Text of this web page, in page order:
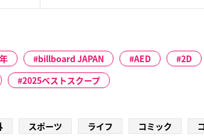
billboard JAPAN AED 2D
2025ベストスクープ
スポーツ ライフ コミック